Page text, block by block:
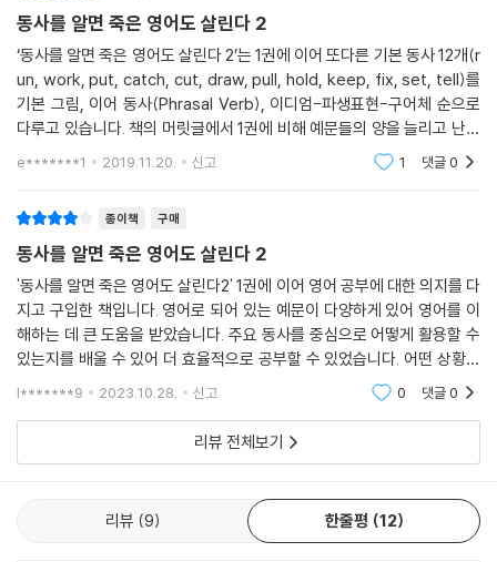
을 던져주고 일단 그걸 다 외우라고 하겠는가? 진정 친구라면 뜯어말릴 것
우선 간단하고 자주 쓰는 일상 어휘를 노래나 드라마를 통해서 보면서 발
음을 듣고 따라해 보면서 하나씩 익혀가라고 할 것이다. 우리가 일상 속에
서 쓰는 어휘의 가짓수는 가만히 헤아려보면 그리 많지 않다. 그렇지만 이
것조차도 외국인에겐 이해하고 사용하기 힘들다. 여기에서 출발점을 찾아
보자. 이렇게 단순하고, 누구나 생각할 수 있고, 실천할 수 있는 현실적인
의 얘기다.
한국인은 무시하고, 원어민은 애용하는 기본동사 · 전치사 바로보기
미국에서 학력을 떠나 사람들이 일상생활에서 쓰는 단어의 가짓수는 700
개 안팎이라고 한다. 이 말은 한국에서 중고등학교 영어교육을 받은 사람
이다. 그럼 왜 말이 나오지 않을까? 한국 사람들이 영어하는 걸 보면 가장
약한 게 동사이다. 주어 나온 다음 동사에서 말이 막힌다. 우리말에 그대로
해당되는 영어 동사가 생각나지 않는 것이다. 그래서 다시 ‘결론은 어휘’라
는 얼토당토않은 시행착오를 반복한다. 전문적인 내용이 아닌 한 우리가
하고 싶은 말의 대부분은 기본동사로 해결된다. 미국 영화를 무작위로 하
동사를 알면 죽은 영어도 살린다 2
‘동사를 알면 죽은 영어도 살린다 2’는 1권에 이어 또다른 기본 동사 12개(r
un, work, put, catch, cut, draw, pull, hold, keep, fix, set, tell)를
기본 그림, 이어 동사(Phrasal Verb), 이디엄-파생표현-구어체 순으로
다루고 있습니다. 책의 머릿글에서 1권에 비해 예문들의 양을 늘리고 난이
도도 좀 더 높였다고 하는데 과연 그런 느낌이네요. 이 두 권으로 기본 동사
e*******1 2019.11.20. 신고 1 댓글0
종이책 구매
동사를 알면 죽은 영어도 살린다 2
'동사를 알면 죽은 영어도 살린다2' 1권에 이어 영어 공부에 대한 의지를 다
지고 구입한 책입니다. 영어로 되어 있는 예문이 다양하게 있어 영어를 이
해하는 데 큰 도움을 받았습니다. 주요 동사를 중심으로 어떻게 활용할 수
있는지를 배울 수 있어 더 효율적으로 공부할 수 있었습니다. 어떤 상황에
서 쓰이는 게 적절한지를 배우는 데 도움이 되었습니다.
l*******9 2023.10.28. 신고 0 댓글0
리뷰 전체보기
리뷰 9 한줄평 12